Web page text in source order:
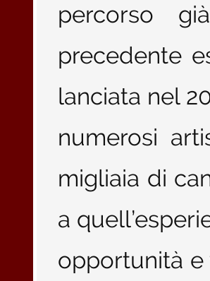
percorso
precedente
lanciata nel
numerosi
migliaia di
a
opportunità e